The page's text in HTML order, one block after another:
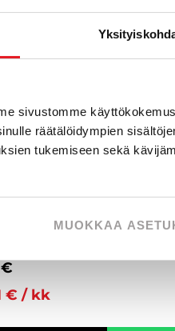
sivustomme
räätälöidympien
tukemiseen sekä
MUOKKAA
3
Huoltohistoria, Nahat,
€
€ / kk